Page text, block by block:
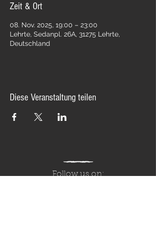
Zeit & Ort
08. Nov. 2025, 19:00 – 23:00
Lehrte, Sedanpl. 26A, 31275 Lehrte,
Deutschland
Diese Veranstaltung teilen
Follow us on: